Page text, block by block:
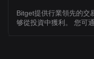
Bitget提供行業領先的交
够從投資中獲利。 您可